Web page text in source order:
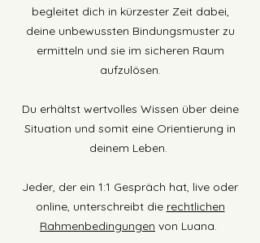
begleitet dich in kürzester Zeit dabei,
deine unbewussten Bindungsmuster zu
ermitteln und sie im sicheren Raum
aufzulösen.
Du erhältst wertvolles Wissen über deine
Situation und somit eine Orientierung in
deinem Leben.
Jeder, der ein 1:1 Gespräch hat, live oder
online, unterschreibt die rechtlichen
Rahmenbedingungen von Luana.